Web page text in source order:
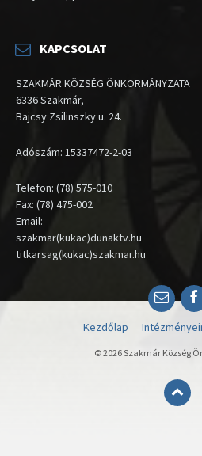
KAPCSOLAT
SZAKMÁR KÖZSÉG ÖNKORMÁNYZATA
6336 Szakmár,
Bajcsy Zsilinszky u. 24.
Adószám: 15337472-2-03
Telefon: (78) 575-010
Fax: (78) 475-002
Email:
szakmar(kukac)dunaktv.hu
titkarsag(kukac)szakmar.hu
Email
Kezdőlap
© 2026 Szakmár Község